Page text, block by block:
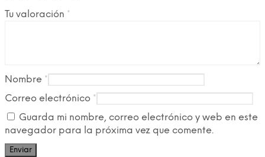
Tu valoración *
Nombre *
Correo electrónico *
Guarda mi nombre, correo electrónico y web en este
navegador para la próxima vez que comente.